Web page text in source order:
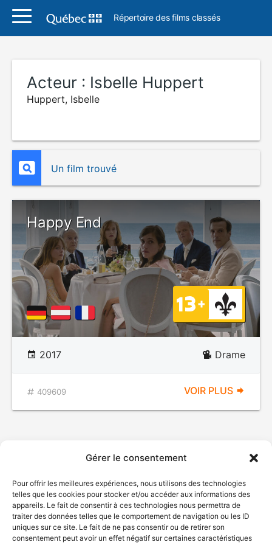
Gérer le consentement
Pour offrir les meilleures expériences, nous utilisons des technologies
telles que les cookies pour stocker et/ou accéder aux informations des
appareils. Le fait de consentir à ces technologies nous permettra de
traiter des données telles que le comportement de navigation ou les ID
uniques sur ce site. Le fait de ne pas consentir ou de retirer son
consentement peut avoir un effet négatif sur certaines caractéristiques
Répertoire des films classés
Acteur : Isbelle Huppert
Huppert, Isbelle
Un film trouvé
Happy End
2017 Drame
409609 VOIR PLUS